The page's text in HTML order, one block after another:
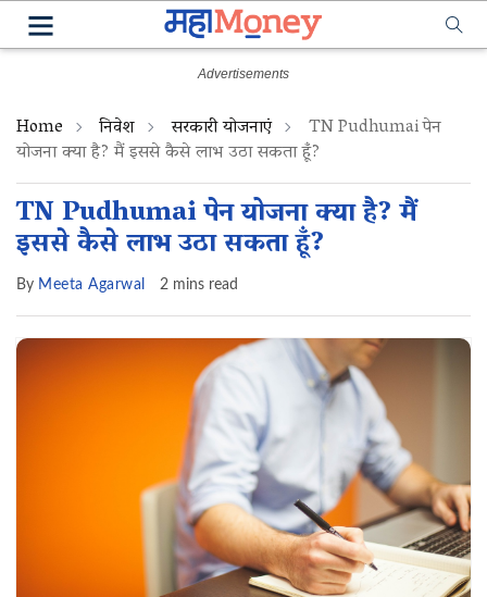
Home निवेश सरकारी योजनाएं TN Pudhumai पेन
योजना क्या है? मैं इससे कैसे लाभ उठा सकता हूँ?
TN Pudhumai पेन योजना क्या है? मैं
इससे कैसे लाभ उठा सकता हूँ?
By Meeta Agarwal 2 mins read